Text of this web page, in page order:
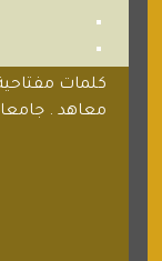
كلمات
معاهد .